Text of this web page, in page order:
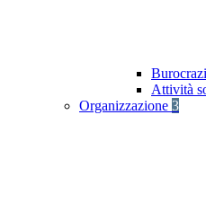
Attività
Organizzazione 3